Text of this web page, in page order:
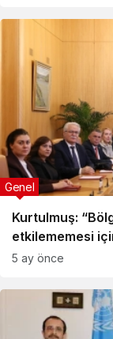
Kurtulmuş:
etkilememesi
Genel
5 ay önce